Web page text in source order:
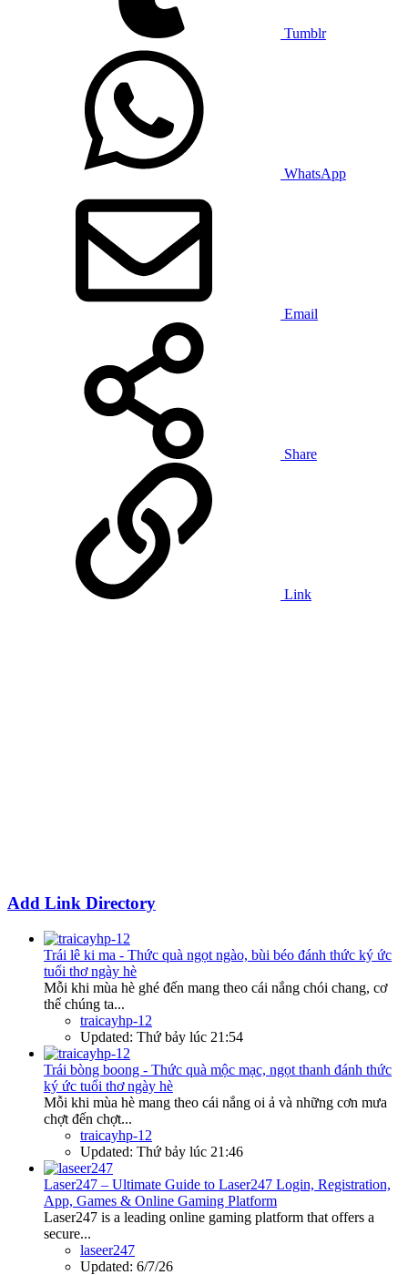
Tumblr
WhatsApp
Email
Share
Link
Add Link Directory
Trái lê ki ma - Thức quà ngọt ngào, bùi béo đánh thức ký ức
tuổi thơ ngày hè
Mỗi khi mùa hè ghé đến mang theo cái nắng chói chang, cơ
thể chúng ta...
traicayhp-12
Updated: Thứ bảy lúc 21:54
Trái bòng boong - Thức quà mộc mạc, ngọt thanh đánh thức
ký ức tuổi thơ ngày hè
Mỗi khi mùa hè mang theo cái nắng oi ả và những cơn mưa
chợt đến chợt...
traicayhp-12
Updated: Thứ bảy lúc 21:46
Laser247 – Ultimate Guide to Laser247 Login, Registration,
App, Games & Online Gaming Platform
Laser247 is a leading online gaming platform that offers a
secure...
laseer247
Updated: 6/7/26